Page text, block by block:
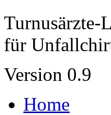
Turnusärzte-
für
Version 0.9
Home